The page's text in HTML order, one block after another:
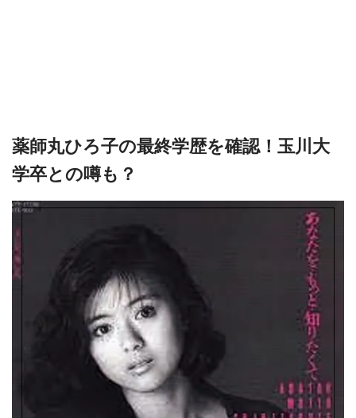
薬師丸ひろ子の最終学歴を確認！玉川大
学卒との噂も？